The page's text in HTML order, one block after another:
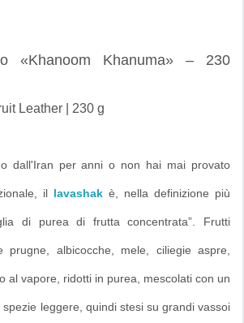
«Khanoom Khanuma» – 230
Leather | 230 g
dall'Iran per anni o non hai mai provato
il lavashak è, nella definizione più
di purea di frutta concentrata”. Frutti
prugne, albicocche, mele, ciliegie aspre,
al vapore, ridotti in purea, mescolati con un
leggere, quindi stesi su grandi vassoi